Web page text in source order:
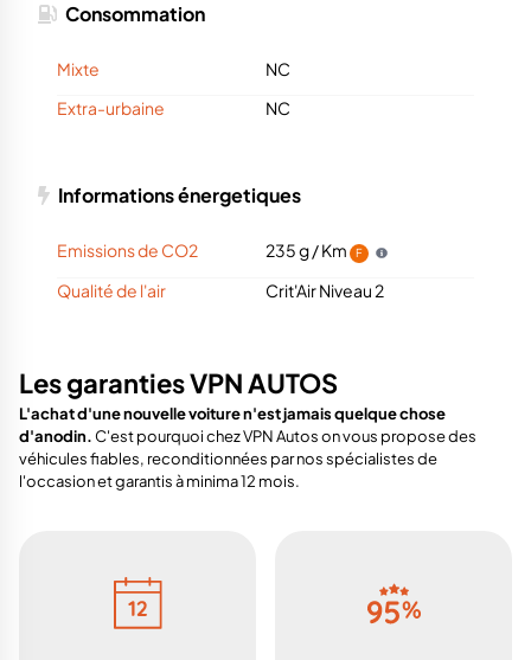
Consommation
Mixte
NC
Extra-urbaine
NC
Informations énergetiques
Emissions de CO2 235 g / Km F
Qualité de l'air Crit'Air Niveau 2
Les garanties VPN AUTOS
L'achat d'une nouvelle voiture n'est jamais quelque chose
d'anodin.C'est pourquoi chez VPN Autos on vous propose des
véhicules fiables, reconditionnées par nos spécialistes de
l'occasion et garantis à minima 12 mois.